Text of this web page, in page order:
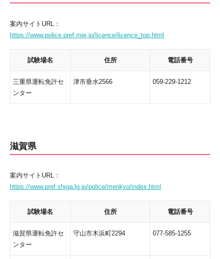
案内サイトURL：
https://www.police.pref.mie.jp/licence/licence_top.html
試験場名 住所 電話番号
三重県運転免許セ
ンター
津市垂水2566 059-229-1212
滋賀県
案内サイトURL：
https://www.pref.shiga.lg.jp/police/menkyo/index.html
試験場名 住所 電話番号
滋賀県運転免許セ
ンター
守山市木浜町2294 077-585-1255